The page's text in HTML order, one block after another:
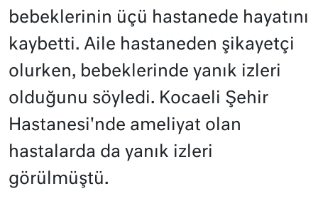
bebeklerinin üçü hastanede hayatını
kaybetti. Aile hastaneden şikayetçi
olurken, bebeklerinde yanık izleri
olduğunu söyledi. Kocaeli Şehir
Hastanesi'nde ameliyat olan
hastalarda da yanık izleri
görülmüştü.